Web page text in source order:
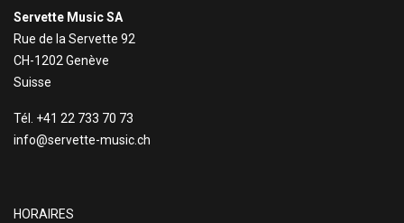
Servette Music SA
Rue de la Servette 92
CH-1202 Genève
Suisse
Tél. +41 22 733 70 73
info@servette-music.ch
HORAIRES